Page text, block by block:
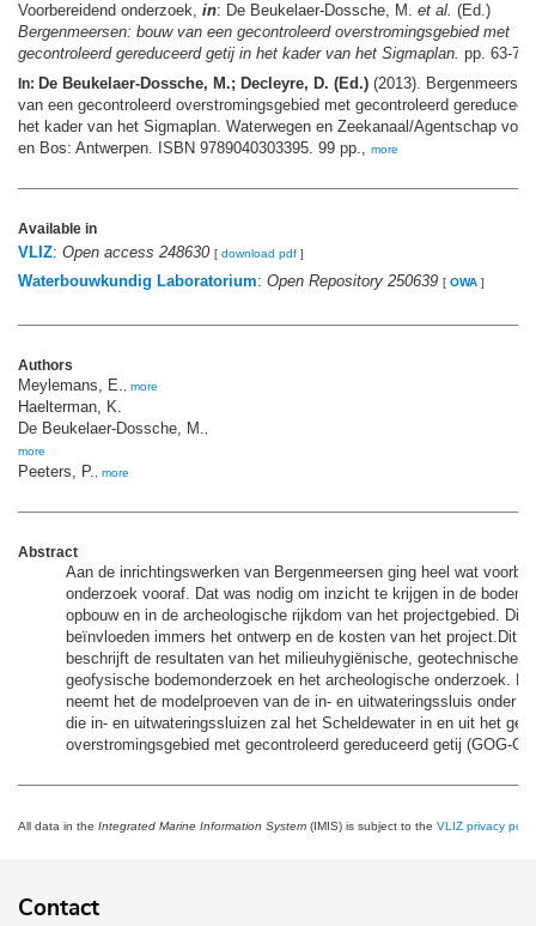
Voorbereidend onderzoek, in: De Beukelaer-Dossche, M. et al. (Ed.)
Bergenmeersen: bouw van een gecontroleerd overstromingsgebied met
gecontroleerd gereduceerd getij in het kader van het Sigmaplan. pp. 63-71
In: De Beukelaer-Dossche, M.; Decleyre, D. (Ed.) (2013).
van een gecontroleerd overstromingsgebied met gecontroleerd
het kader van het Sigmaplan. Waterwegen en Zeekanaal/Agentschap voor
en Bos: Antwerpen. ISBN 9789040303395. 99 pp., more
Available in
VLIZ: Open access 248630 [ download pdf ]
Waterbouwkundig Laboratorium: Open Repository 250639 [ OWA ]
Authors
Meylemans, E., more
Haelterman, K.
De Beukelaer-Dossche, M.,
more
Peeters, P., more
Abstract
Aan de inrichtingswerken van Bergenmeersen ging heel wat
onderzoek vooraf. Dat was nodig om inzicht te krijgen in de
opbouw en in de archeologische rijkdom van het projectgebied. Die
beïnvloeden immers het ontwerp en de kosten van het project.Dit
beschrijft de resultaten van het milieuhygiënische, geotechnische
geofysische bodemonderzoek en het archeologische onderzoek.
neemt het de modelproeven van de in- en uitwateringssluis onder
die in- en uitwateringssluizen zal het Scheldewater in en uit het
overstromingsgebied met gecontroleerd gereduceerd getij (GOG-
All data in the Integrated Marine Information System (IMIS) is subject to the VLIZ privacy
Contact